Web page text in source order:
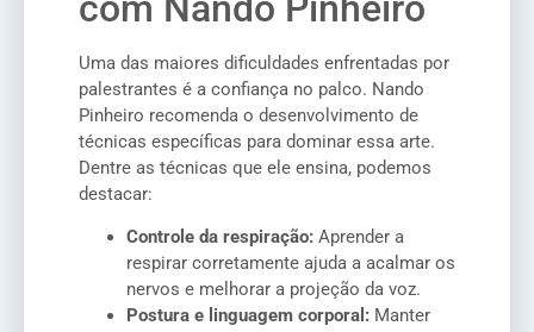
Uma das maiores dificuldades enfrentadas por
palestrantes é a confiança no palco. Nando
Pinheiro recomenda o desenvolvimento de
técnicas específicas para dominar essa arte.
Dentre as técnicas que ele ensina, podemos
destacar:
Controle da respiração: Aprender a
respirar corretamente ajuda a acalmar os
nervos e melhorar a projeção da voz.
Postura e linguagem corporal: Manter